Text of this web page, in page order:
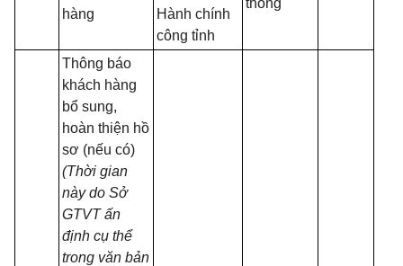
hàng
Hành chính
công tỉnh
thông
Thông báo
khách hàng
bổ sung,
hoàn thiện hồ
sơ (nếu có)
(Thời gian
này do Sở
GTVT ấn
định cụ thể
trong văn bản